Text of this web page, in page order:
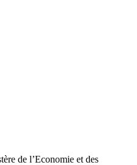
de l’Economie et des